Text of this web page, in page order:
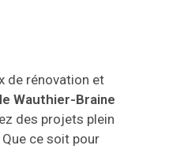
de rénovation et
Wauthier-Braine
des projets plein
ce soit pour